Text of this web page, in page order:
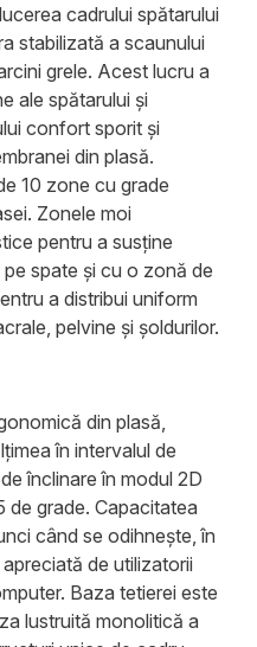
cadrului spătarului
stabilizată a scaunului
grele. Acest lucru a
ale spătarului și
confort sporit și
din plasă.
10 zone cu grade
Zonele moi
pentru a susține
spate și cu o zonă de
a distribui uniform
pelvine și șoldurilor.
din plasă,
în intervalul de
înclinare în modul 2D
de grade. Capacitatea
când se odihnește, în
de utilizatorii
Baza tetierei este
lustruită monolitică a